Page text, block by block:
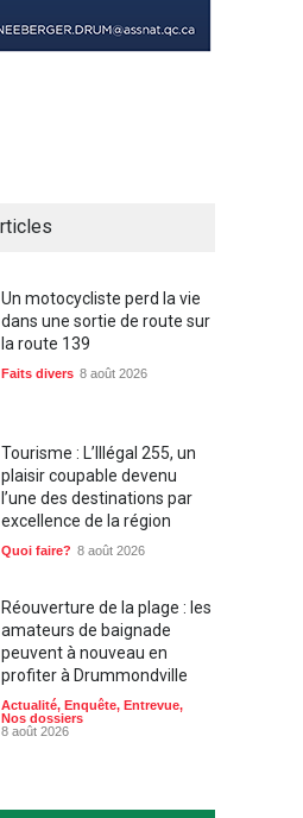
dans une sortie de route sur
la route 139
Faits divers 8 août 2026
plaisir coupable devenu
l’une des destinations par
excellence de la région
Quoi faire? 8 août 2026
amateurs de baignade
peuvent à nouveau en
profiter à Drummondville
Actualité ,Enquête, Entrevue ,
Nos dossiers
8 août 2026